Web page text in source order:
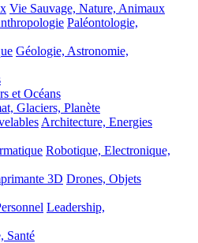
Vie Sauvage, Nature, Animaux
Paléontologie,
Géologie, Astronomie,
et Océans
Glaciers, Planète
Architecture, Energies
Robotique, Electronique,
3D Drones, Objets
Leadership,
Santé